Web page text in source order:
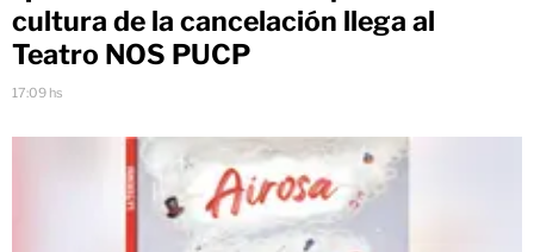
cultura de la cancelación llega al
Teatro NOS PUCP
17:09 hs